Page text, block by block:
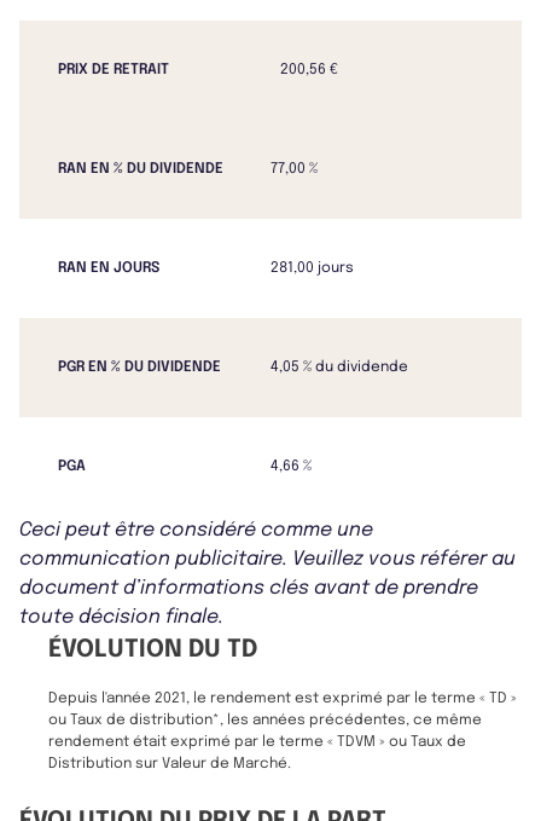
PRIX DE RETRAIT 200,56 €
RAN EN % DU DIVIDENDE 77,00 %
RAN EN JOURS 281,00 jours
PGR EN % DU DIVIDENDE 4,05 % du dividende
PGA 4,66 %
Ceci peut être considéré comme une
communication publicitaire. Veuillez vous référer au
document d’informations clés avant de prendre
toute décision finale.
ÉVOLUTION DU TD
Depuis l'année 2021, le rendement est exprimé par le terme « TD »
ou Taux de distribution*, les années précédentes, ce même
rendement était exprimé par le terme « TDVM » ou Taux de
Distribution sur Valeur de Marché.